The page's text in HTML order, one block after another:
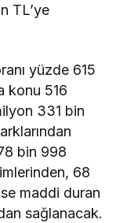
TL’ye
yüzde 615
konu 516
331 bin
bin 998
68
maddi duran
sağlanacak.